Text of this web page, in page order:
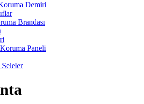
Demiri
Brandası
Paneli